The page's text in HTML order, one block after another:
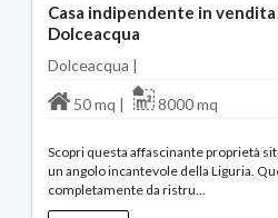
Casa indipendente in vendita
Dolceacqua
Dolceacqua |
50 mq | 8000 mq
Scopri questa affascinante proprietà
un angolo incantevole della Liguria.
completamente da ristru...